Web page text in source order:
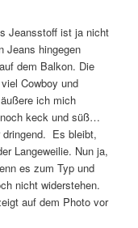
Jeansstoff ist ja nicht
Jeans hingegen
dem Balkon. Die
Cowboy und
ich mich
keck und süß…
dringend. Es bleibt,
Langeweilie. Nun ja,
es zum Typ und
nicht widerstehen.
auf dem Photo vor